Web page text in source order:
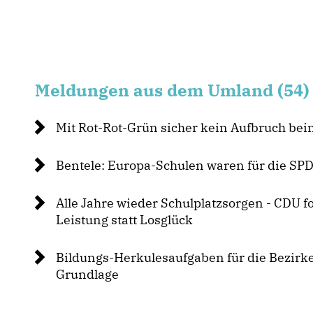
Meldungen aus dem Umland (54)
Mit Rot-Rot-Grün sicher kein Aufbruch
Bentele: Europa-Schulen waren für die
Alle Jahre wieder Schulplatzsorgen - CDU
Leistung statt Losglück
Bildungs-Herkulesaufgaben für die
Grundlage